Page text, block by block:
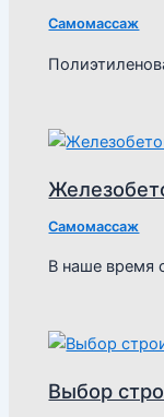
Самомассаж
Самомассаж
В наше время
Выбор